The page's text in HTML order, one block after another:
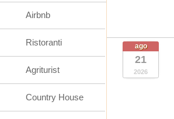
ago
21
2026
Airbnb
Ristoranti
Agriturist
Country House